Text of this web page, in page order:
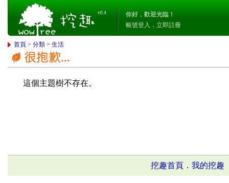
v0.4
你好，歡迎光臨！
帳號登入 ． 立即註冊
首頁 >分類 >生活
這個主題樹不存在。
挖趣首頁 ．我的挖趣